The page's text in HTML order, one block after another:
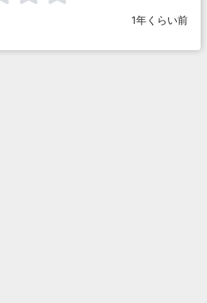
1年くらい前